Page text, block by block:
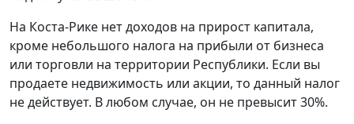
На Коста-Рике нет доходов на прирост капитала,
кроме небольшого налога на прибыли от бизнеса
или торговли на территории Республики. Если вы
продаете недвижимость или акции, то данный налог
не действует. В любом случае, он не превысит 30%.